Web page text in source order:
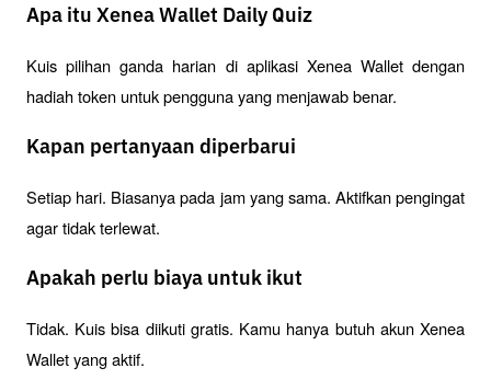
Apa itu Xenea Wallet Daily Quiz
Kuis pilihan ganda harian di aplikasi Xenea Wallet dengan
hadiah token untuk pengguna yang menjawab benar.
Kapan pertanyaan diperbarui
Setiap hari. Biasanya pada jam yang sama. Aktifkan pengingat
agar tidak terlewat.
Apakah perlu biaya untuk ikut
Tidak. Kuis bisa diikuti gratis. Kamu hanya butuh akun Xenea
Wallet yang aktif.